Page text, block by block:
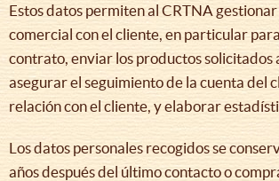
Estos datos permiten al CRTNA
comercial con el cliente, en particular
contrato, enviar los productos solicitados
asegurar el seguimiento de la cuenta del
relación con el cliente, y elaborar
Los datos personales recogidos se
años después del último contacto o